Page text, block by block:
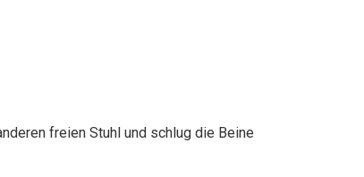
freien Stuhl und schlug die Beine